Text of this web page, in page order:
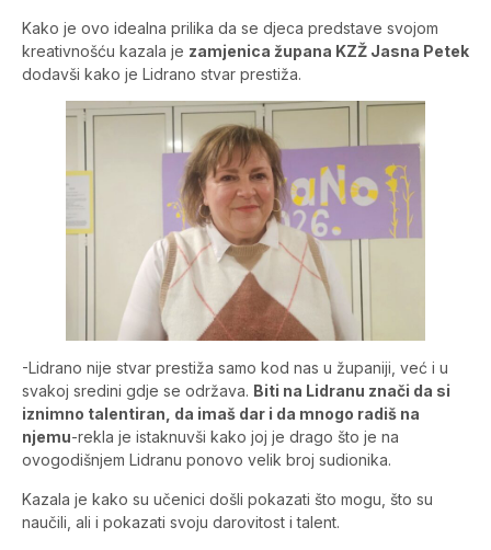
Kako je ovo idealna prilika da se djeca predstave svojom
kreativnošću kazala je zamjenica župana KZŽ Jasna Petek
dodavši kako je Lidrano stvar prestiža.
-Lidrano nije stvar prestiža samo kod nas u županiji, već i u
svakoj sredini gdje se održava. Biti na Lidranu znači da si
iznimno talentiran, da imaš dar i da mnogo radiš na
njemu-rekla je istaknuvši kako joj je drago što je na
ovogodišnjem Lidranu ponovo velik broj sudionika.
Kazala je kako su učenici došli pokazati što mogu, što su
naučili, ali i pokazati svoju darovitost i talent.